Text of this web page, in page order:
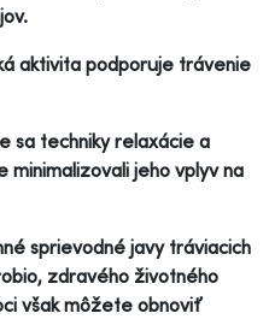
aktivita podporuje trávenie
sa techniky relaxácie a
minimalizovali jeho vplyv na
sprievodné javy tráviacich
zdravého životného
však môžete obnoviť